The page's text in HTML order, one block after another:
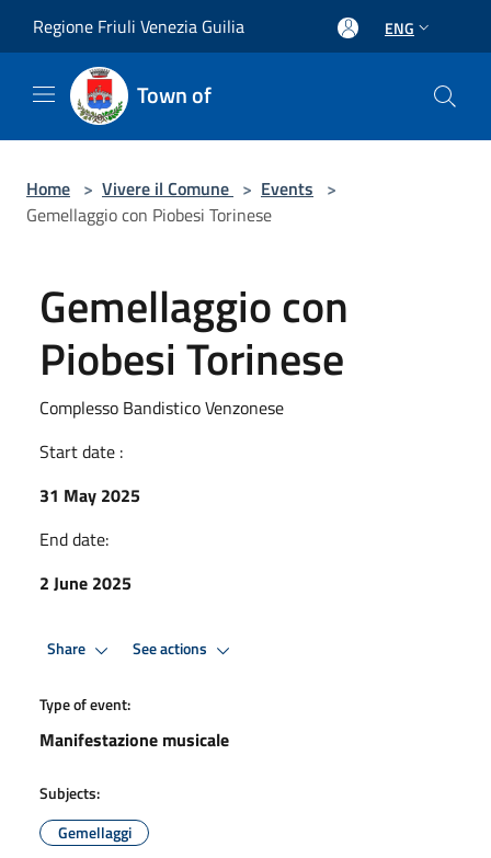
Regione Friuli Venezia Guilia ENG
Town of
Home > Vivere il Comune > Events >
Gemellaggio con Piobesi Torinese
Gemellaggio con
Piobesi Torinese
Complesso Bandistico Venzonese
Start date :
31 May 2025
End date:
2 June 2025
Share See actions
Type of event:
Manifestazione musicale
Subjects:
Gemellaggi